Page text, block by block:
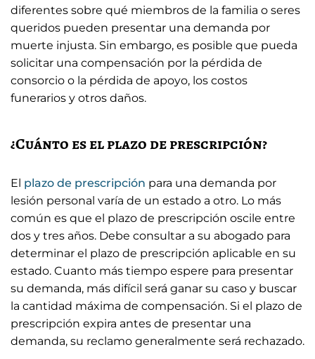
diferentes sobre qué miembros de la familia o seres
queridos pueden presentar una demanda por
muerte injusta. Sin embargo, es posible que pueda
solicitar una compensación por la pérdida de
consorcio o la pérdida de apoyo, los costos
funerarios y otros daños.
¿Cuánto es el plazo de prescripción?
El plazo de prescripción para una demanda por
lesión personal varía de un estado a otro. Lo más
común es que el plazo de prescripción oscile entre
dos y tres años. Debe consultar a su abogado para
determinar el plazo de prescripción aplicable en su
estado. Cuanto más tiempo espere para presentar
su demanda, más difícil será ganar su caso y buscar
la cantidad máxima de compensación. Si el plazo de
prescripción expira antes de presentar una
demanda, su reclamo generalmente será rechazado.